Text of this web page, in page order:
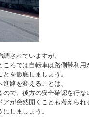
されていますが、
ろでは自転車は路側帯利用
を徹底しましょう。
路を変えることは、
で、後方の安全確認を行な
が突然開くことも考えられ
しましょう。